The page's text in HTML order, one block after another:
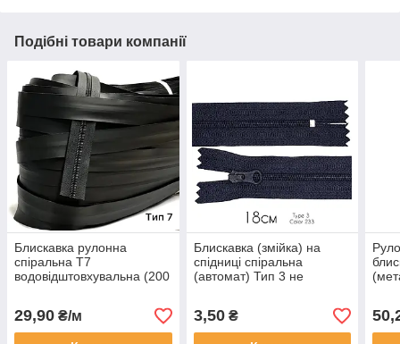
Подібні товари компанії
Блискавка рулонна
спіральна Т7
водовідштовхувальна (200
29,90 ₴/м
Блискавка (змійка) на
спідниці спіральна
(автомат) Тип 3 не
3,50₴